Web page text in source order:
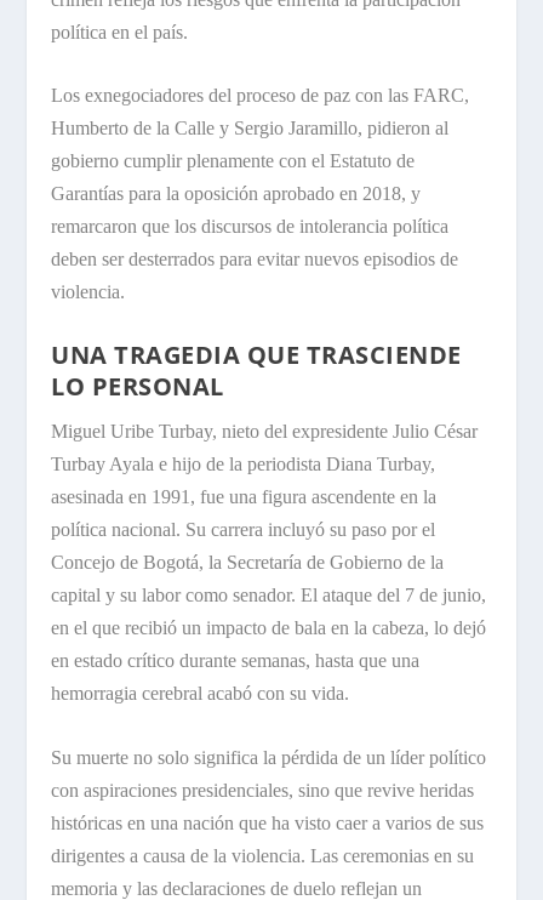
política en el país.
Los exnegociadores del proceso de paz con las FARC,
Humberto de la Calle y Sergio Jaramillo, pidieron al
gobierno cumplir plenamente con el Estatuto de
Garantías para la oposición aprobado en 2018, y
remarcaron que los discursos de intolerancia política
deben ser desterrados para evitar nuevos episodios de
violencia.
UNA TRAGEDIA QUE TRASCIENDE
LO PERSONAL
Miguel Uribe Turbay, nieto del expresidente Julio César
Turbay Ayala e hijo de la periodista Diana Turbay,
asesinada en 1991, fue una figura ascendente en la
política nacional. Su carrera incluyó su paso por el
Concejo de Bogotá, la Secretaría de Gobierno de la
capital y su labor como senador. El ataque del 7 de junio,
en el que recibió un impacto de bala en la cabeza, lo dejó
en estado crítico durante semanas, hasta que una
hemorragia cerebral acabó con su vida.
Su muerte no solo significa la pérdida de un líder político
con aspiraciones presidenciales, sino que revive heridas
históricas en una nación que ha visto caer a varios de sus
dirigentes a causa de la violencia. Las ceremonias en su
memoria y las declaraciones de duelo reflejan un